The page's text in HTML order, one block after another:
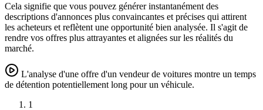
Cela signifie que vous pouvez générer instantanément des
descriptions d'annonces plus convaincantes et précises qui attirent
les acheteurs et reflètent une opportunité bien analysée. Il s'agit de
rendre vos offres plus attrayantes et alignées sur les réalités du
marché.
L'analyse d'une offre d'un vendeur de voitures montre un temps
de détention potentiellement long pour un véhicule.
1